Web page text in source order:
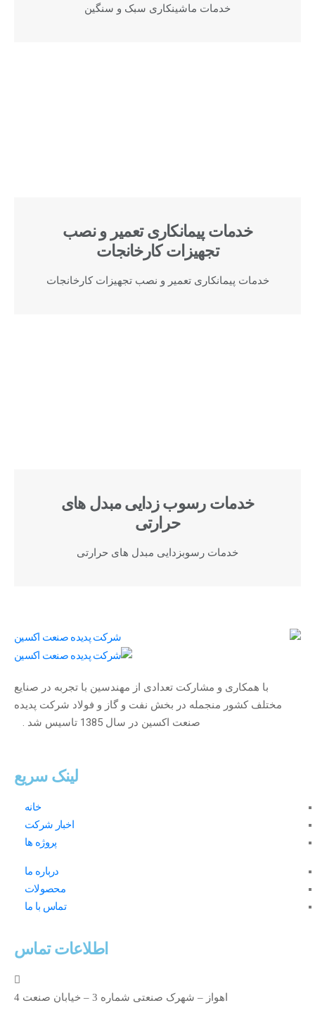
خدمات ماشینکاری سبک و سنگین
خدمات پیمانکاری تعمیر و نصب
تجهیزات کارخانجات
خدمات پیمانکاری تعمیر و نصب تجهیزات کارخانجات
خدمات رسوب زدایی مبدل های
حرارتی
خدمات رسوبزدایی مبدل های حرارتی
با همکاری و مشارکت تعدادی از مهندسین با تجربه در صنایع
مختلف کشور منجمله در بخش نفت و گاز و فولاد شرکت پدیده
صنعت اکسین در سال 1385 تاسیس شد .
لینک سریع
خانه
اخبار شرکت
پروژه ها
درباره ما
محصولات
تماس با ما
اطلاعات تماس
اهواز – شهرک صنعتی شماره 3 – خیابان صنعت 4